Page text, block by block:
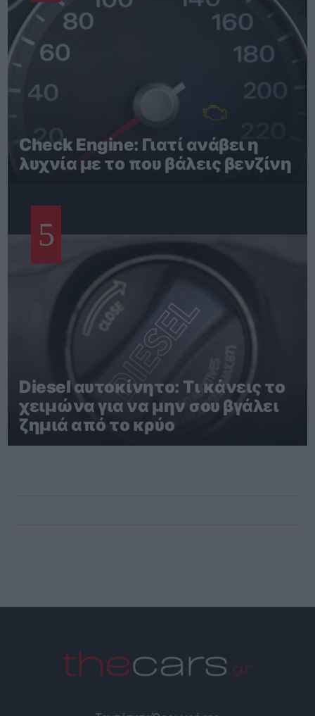
Check Engine: Γιατί ανάβει η
λυχνία με το που βάλεις βενζίνη
5
Diesel αυτοκίνητο: Τι κάνεις το
χειμώνα για να μην σου βγάλει
ζημιά από το κρύο